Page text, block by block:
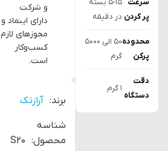
سرعت
پر کردن
5-15 بسته
در دقیقه
محدوده
پرکن
50 الی 5000
گرم
دقت
دستگاه
1 گرم
برند: آرازتک
شناسه
محصول: S20
و شرکت
دارای اینماد و
مجوزهای لازم
کسب‌وکار
است.